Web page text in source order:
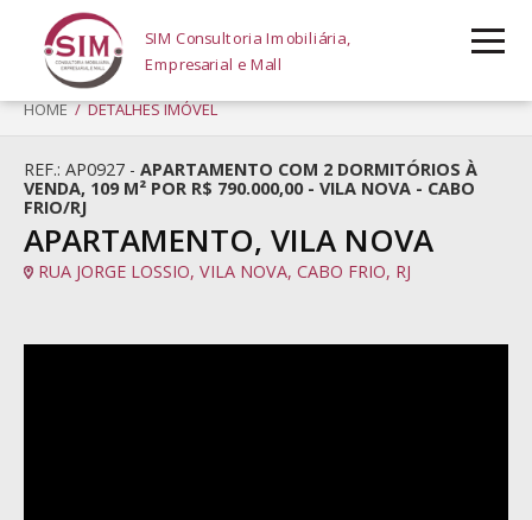
SIM Consultoria Imobiliária,
Empresarial e Mall
HOME/ DETALHES IMÓVEL
REF.: AP0927 - APARTAMENTO COM 2 DORMITÓRIOS À
VENDA, 109 M² POR R$ 790.000,00 - VILA NOVA - CABO
FRIO/RJ
APARTAMENTO, VILA NOVA
RUA JORGE LOSSIO, VILA NOVA, CABO FRIO, RJ